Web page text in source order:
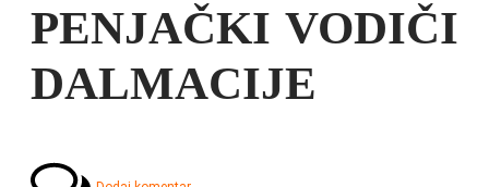
PENJAČKI VODIČI
DALMACIJE